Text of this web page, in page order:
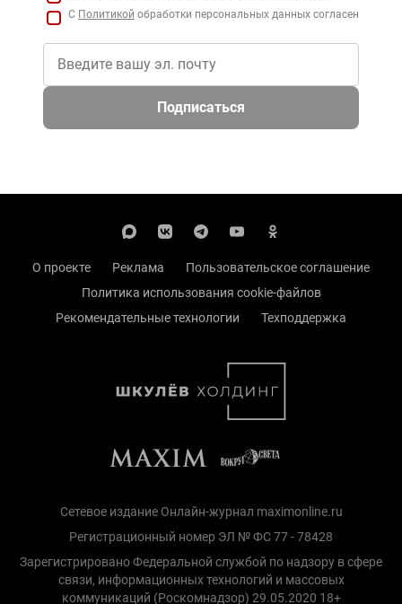
С Политикой обработки персональных данных согласен
Подписаться
О проекте Реклама
Пользовательское соглашение
Политика использования cookie-файлов
Рекомендательные технологии
Техподдержка
Сетевое издание Онлайн-журнал maximonline.ru
Регистрационный номер ЭЛ № ФС 77 - 78428
Зарегистрировано Федеральной службой по надзору в сфере
связи, информационных технологий и массовых
коммуникаций (Роскомнадзор) 29.05.2020 18+